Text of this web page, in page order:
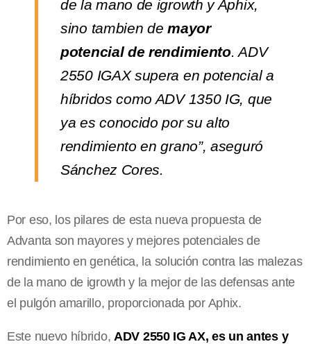
de la mano de igrowth y Aphix,
sino tambien demayor
potencial de rendimiento. ADV
2550 IGAX supera en potencial a
híbridos como ADV 1350 IG, que
ya es conocido por su alto
rendimiento en grano”, aseguró
Sánchez Cores.
Por eso, los pilares de esta nueva propuesta de
Advanta son mayores y mejores potenciales de
rendimiento en genética, la solución contra las malezas
de la mano de igrowth y la mejor de las defensas ante
el pulgón amarillo, proporcionada por Aphix.
Este nuevo híbrido, ADV 2550 IG AX, es un antes y